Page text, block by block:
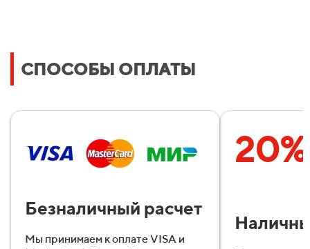
СПОСОБЫ ОПЛАТЫ
Безналичный расчет
Мы принимаем к оплате VISA и
20%